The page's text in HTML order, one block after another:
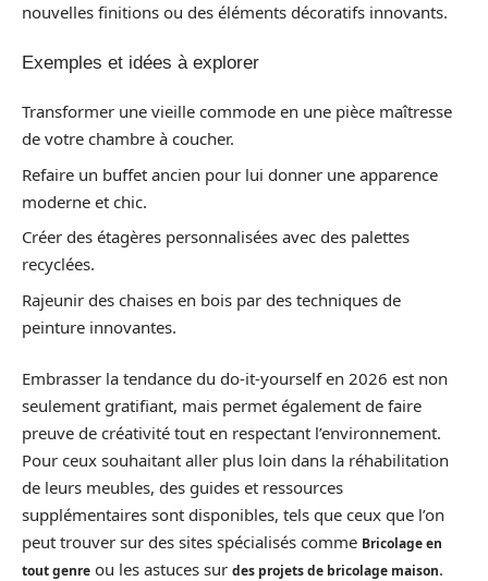
nouvelles finitions ou des éléments décoratifs innovants.
Exemples et idées à explorer
Transformer une vieille commode en une pièce maîtresse
de votre chambre à coucher.
Refaire un buffet ancien pour lui donner une apparence
moderne et chic.
Créer des étagères personnalisées avec des palettes
recyclées.
Rajeunir des chaises en bois par des techniques de
peinture innovantes.
Embrasser la tendance du do-it-yourself en 2026 est non
seulement gratifiant, mais permet également de faire
preuve de créativité tout en respectant l’environnement.
Pour ceux souhaitant aller plus loin dans la réhabilitation
de leurs meubles, des guides et ressources
supplémentaires sont disponibles, tels que ceux que l’on
peut trouver sur des sites spécialisés comme Bricolage en
tout genre ou les astuces sur des projets de bricolage maison.